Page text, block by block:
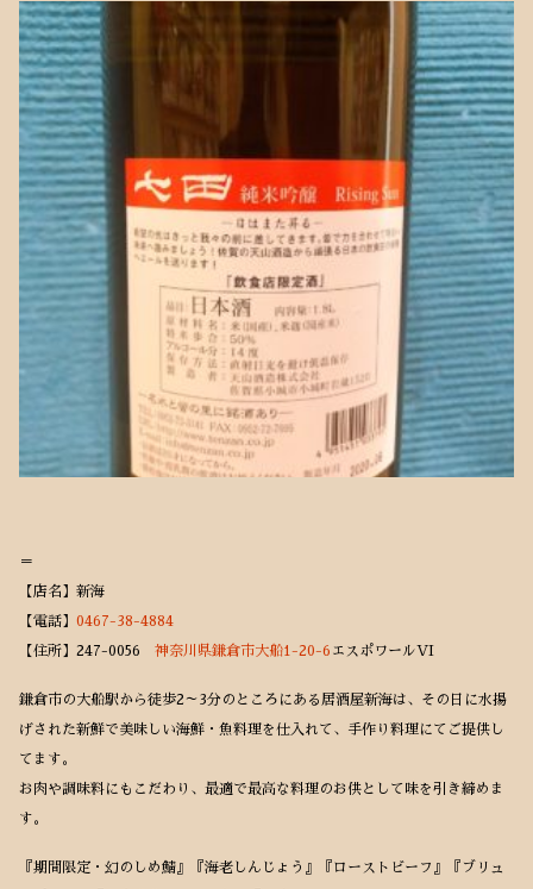
＝
【店名】新海
【電話】 0467-38-4884
【住所】247-0056 神奈川県鎌倉市大船1-20-6 エスポワールVI
鎌倉市の大船駅から徒歩2～3分のところにある居酒屋新海は、その日に水揚
げされた新鮮で美味しい海鮮・魚料理を仕入れて、手作り料理にてご提供し
てます。
お肉や調味料にもこだわり、最適で最高な料理のお供として味を引き締めま
す。
『期間限定・幻のしめ鯖』『海老しんじょう』『ローストビーフ』『ブリュ